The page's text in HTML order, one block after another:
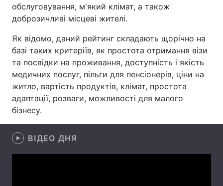
Здоров'я Туризм
Екологія Регіони
Лонгріди
Відео з Youtube Статті
обслуговування, м'який клімат, а також
доброзичливі місцеві жителі.
Як відомо, даний рейтинг складають щорічно на
базі таких критеріїв, як простота отримання візи
та посвідки на проживання, доступність і якість
медичних послуг, пільги для пенсіонерів, ціни на
житло, вартість продуктів, клімат, простота
адаптації, розваги, можливості для малого
бізнесу.
ВІДЕО ДНЯ